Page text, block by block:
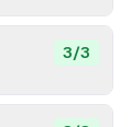
3/3